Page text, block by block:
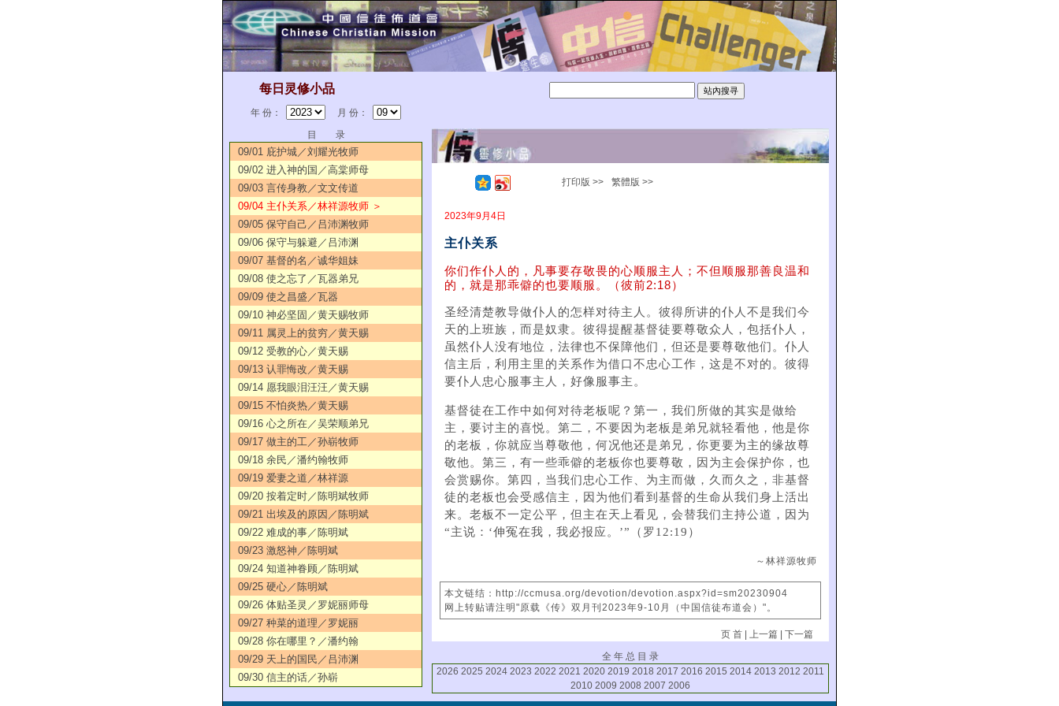
每日灵修小品
年 份：
月 份：
目 录
09/01 庇护城／刘耀光牧师
09/02 进入神的国／高棠师母
09/03 言传身教／文文传道
09/04 主仆关系／林祥源牧师 ＞
09/05 保守自己／吕沛渊牧师
09/06 保守与躲避／吕沛渊
09/07 基督的名／诚华姐妹
09/08 使之忘了／瓦器弟兄
09/09 使之昌盛／瓦器
09/10 神必坚固／黄天赐牧师
09/11 属灵上的贫穷／黄天赐
09/12 受教的心／黄天赐
09/13 认罪悔改／黄天赐
09/14 愿我眼泪汪汪／黄天赐
09/15 不怕炎热／黄天赐
09/16 心之所在／吴荣顺弟兄
09/17 做主的工／孙崭牧师
09/18 余民／潘约翰牧师
09/19 爱妻之道／林祥源
09/20 按着定时／陈明斌牧师
09/21 出埃及的原因／陈明斌
09/22 难成的事／陈明斌
09/23 激怒神／陈明斌
09/24 知道神眷顾／陈明斌
09/25 硬心／陈明斌
09/26 体贴圣灵／罗妮丽师母
09/27 种菜的道理／罗妮丽
09/28 你在哪里？／潘约翰
09/29 天上的国民／吕沛渊
09/30 信主的话／孙崭
打印版 >> 繁體版 >>
2023年9月4日
主仆关系
你们作仆人的，凡事要存敬畏的心顺服主人；不但顺服那善良温和
的，就是那乖僻的也要顺服。（彼前2:18）
圣经清楚教导做仆人的怎样对待主人。彼得所讲的仆人不是我们今
天的上班族，而是奴隶。彼得提醒基督徒要尊敬众人，包括仆人，
虽然仆人没有地位，法律也不保障他们，但还是要尊敬他们。仆人
信主后，利用主里的关系作为借口不忠心工作，这是不对的。彼得
要仆人忠心服事主人，好像服事主。
基督徒在工作中如何对待老板呢？第一，我们所做的其实是做给
主，要讨主的喜悦。第二，不要因为老板是弟兄就轻看他，他是你
的老板，你就应当尊敬他，何况他还是弟兄，你更要为主的缘故尊
敬他。第三，有一些乖僻的老板你也要尊敬，因为主会保护你，也
会赏赐你。第四，当我们忠心工作、为主而做，久而久之，非基督
徒的老板也会受感信主，因为他们看到基督的生命从我们身上活出
来。老板不一定公平，但主在天上看见，会替我们主持公道，因为
“主说：‘伸冤在我，我必报应。’”（罗12:19）
～林祥源牧师
本文链结：http://ccmusa.org/devotion/devotion.aspx?id=sm20230904
网上转贴请注明"原载《传》双月刊2023年9-10月（中国信徒布道会）"。
页 首 | 上一篇 |下一篇
全 年 总 目 录
2026 2025 2024 2023 2022 2021 2020 2019 2018 2017 2016 2015 2014 2013 2012 2011
2010 2009 2008 2007 2006